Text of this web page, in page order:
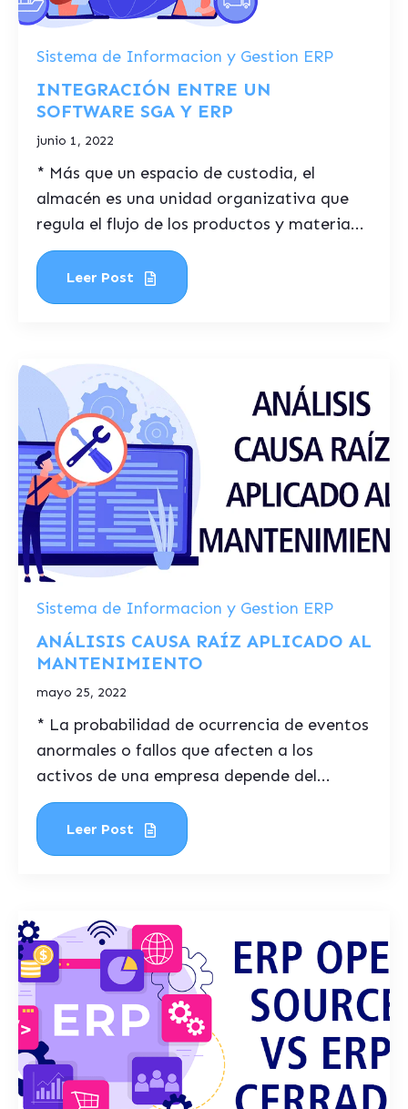
Sistema de Informacion y Gestion ERP
INTEGRACIÓN ENTRE UN
SOFTWARE SGA Y ERP
junio 1, 2022
* Más que un espacio de custodia, el
almacén es una unidad organizativa que
regula el flujo de los productos y materia...
Leer Post
Sistema de Informacion y Gestion ERP
ANÁLISIS CAUSA RAÍZ APLICADO AL
MANTENIMIENTO
mayo 25, 2022
* La probabilidad de ocurrencia de eventos
anormales o fallos que afecten a los
activos de una empresa depende del...
Leer Post